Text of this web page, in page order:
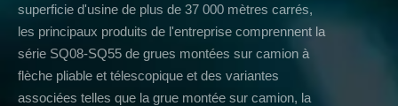
superficie d'usine de plus de 37 000 mètres carrés,
les principaux produits de l'entreprise comprennent la
série SQ08-SQ55 de grues montées sur camion à
flèche pliable et télescopique et des variantes
associées telles que la grue montée sur camion, la